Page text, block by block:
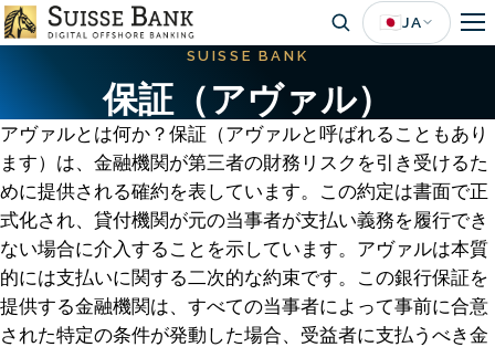
Skip
to
🇯🇵JA
SUISSE BANK
保証（アヴァル）
アヴァルとは何か？保証（アヴァルと呼ばれることもあり
ます）は、金融機関が第三者の財務リスクを引き受けるた
めに提供される確約を表しています。この約定は書面で正
式化され、貸付機関が元の当事者が支払い義務を履行でき
ない場合に介入することを示しています。アヴァルは本質
的には支払いに関する二次的な約束です。この銀行保証を
提供する金融機関は、すべての当事者によって事前に合意
された特定の条件が発動した場合、受益者に支払うべき金